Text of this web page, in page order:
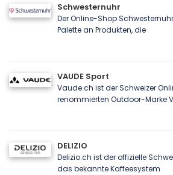
Schwesternuhr
Der Online-Shop
Palette an Produkten, die
VAUDE Sport
Vaude.ch ist der Schweizer
renommierten Outdoor-Marke
DELIZIO
Delizio.ch ist der offizielle
das bekannte Kaffeesystem